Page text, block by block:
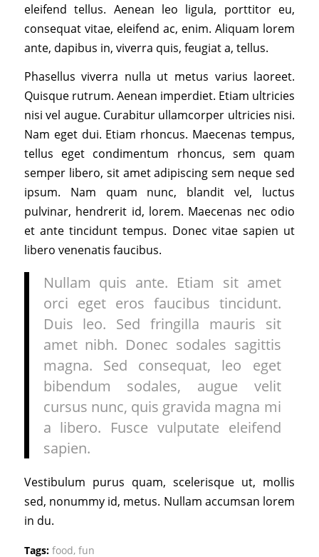
eleifend tellus. Aenean leo ligula, porttitor eu,
consequat vitae, eleifend ac, enim. Aliquam lorem
ante, dapibus in, viverra quis, feugiat a, tellus.
Phasellus viverra nulla ut metus varius laoreet.
Quisque rutrum. Aenean imperdiet. Etiam ultricies
nisi vel augue. Curabitur ullamcorper ultricies nisi.
Nam eget dui. Etiam rhoncus. Maecenas tempus,
tellus eget condimentum rhoncus, sem quam
semper libero, sit amet adipiscing sem neque sed
ipsum. Nam quam nunc, blandit vel, luctus
pulvinar, hendrerit id, lorem. Maecenas nec odio
et ante tincidunt tempus. Donec vitae sapien ut
libero venenatis faucibus.
Nullam quis ante. Etiam sit amet
orci eget eros faucibus tincidunt.
Duis leo. Sed fringilla mauris sit
amet nibh. Donec sodales sagittis
magna. Sed consequat, leo eget
bibendum sodales, augue velit
cursus nunc, quis gravida magna mi
a libero. Fusce vulputate eleifend
sapien.
Vestibulum purus quam, scelerisque ut, mollis
sed, nonummy id, metus. Nullam accumsan lorem
in du.
Tags: food, fun